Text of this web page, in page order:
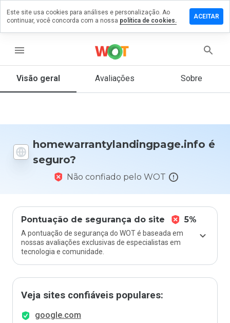
menu
Visão geral Avaliações Sobre
homewarrantylandingpage.info é
seguro?
Não confiado pelo WOT
Pontuação de segurança do site 5%
A pontuação de segurança do WOT é baseada em
nossas avaliações exclusivas de especialistas em
tecnologia e comunidade.
Veja sites confiáveis populares:
google.com
em
a 5,
você
este
site?
Este site usa cookies para análises e personalização. Ao
continuar, você concorda com a nossa política de cookies.
ACEITAR